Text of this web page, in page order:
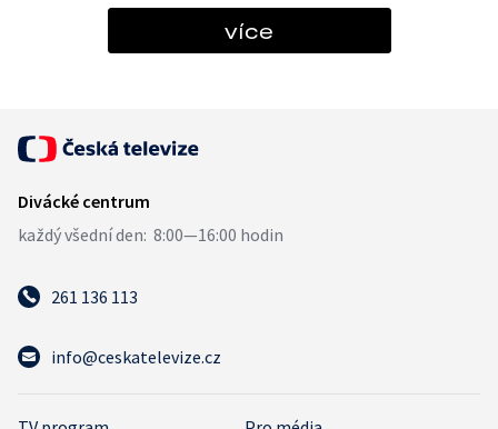
více
261 136 113
info@ceskatelevize.cz